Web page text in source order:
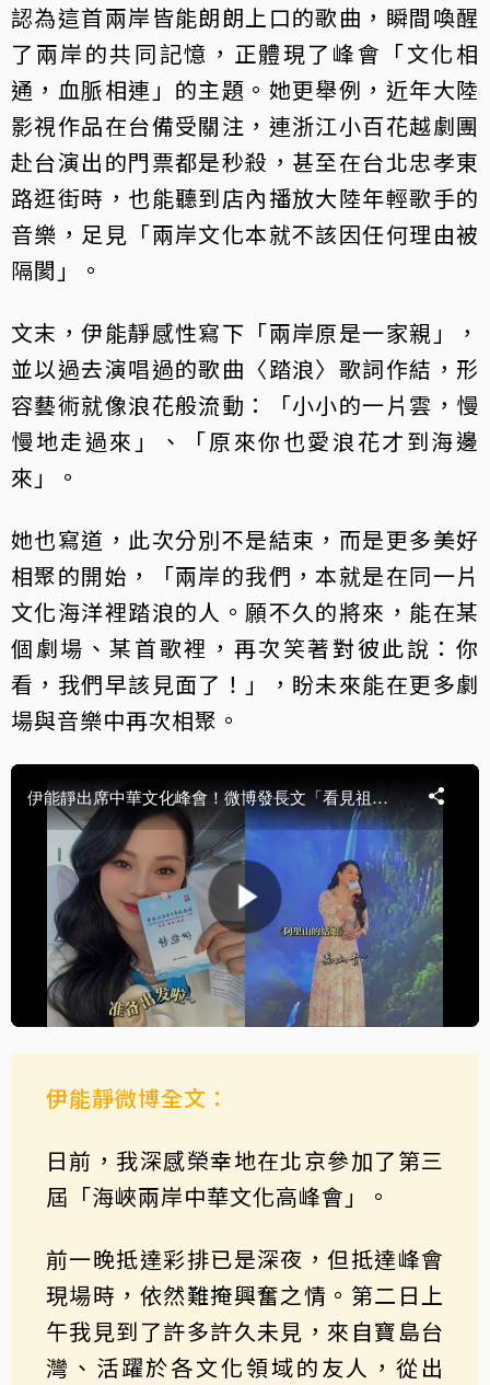
認為這首兩岸皆能朗朗上口的歌曲，瞬間喚醒
了兩岸的共同記憶，正體現了峰會「文化相
通，血脈相連」的主題。她更舉例，近年大陸
影視作品在台備受關注，連浙江小百花越劇團
赴台演出的門票都是秒殺，甚至在台北忠孝東
路逛街時，也能聽到店內播放大陸年輕歌手的
音樂，足見「兩岸文化本就不該因任何理由被
隔閡」。
文末，伊能靜感性寫下「兩岸原是一家親」，
並以過去演唱過的歌曲〈踏浪〉歌詞作結，形
容藝術就像浪花般流動：「小小的一片雲，慢
慢地走過來」、「原來你也愛浪花才到海邊
來」。
她也寫道，此次分別不是結束，而是更多美好
相聚的開始，「兩岸的我們，本就是在同一片
文化海洋裡踏浪的人。願不久的將來，能在某
個劇場、某首歌裡，再次笑著對彼此說：你
看，我們早該見面了！」，盼未來能在更多劇
場與音樂中再次相聚。
伊能靜微博全文：
日前，我深感榮幸地在北京參加了第三
屆「海峽兩岸中華文化高峰會」。
前一晚抵達彩排已是深夜，但抵達峰會
現場時，依然難掩興奮之情。第二日上
午我見到了許多許久未見，來自寶島台
灣、活躍於各文化領域的友人，從出